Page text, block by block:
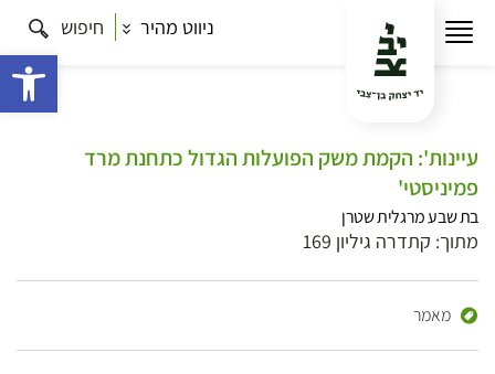
ניווט מהיר חיפוש
עיינות': הקמת משק הפועלות הגדול כתחנת מרד
פמיניסטי'
בת שבע מרגלית שטרן
מתוך: קתדרה גיליון 169
מאמר